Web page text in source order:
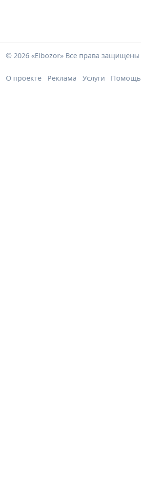
© 2026 «Elbozor» Все права защищены
О проекте Реклама Услуги Помощь